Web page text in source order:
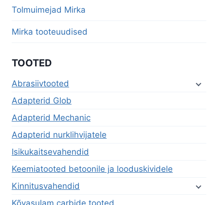
Tolmuimejad Mirka
Mirka tooteuudised
TOOTED
Abrasiivtooted
Adapterid Glob
Adapterid Mechanic
Adapterid nurklihvijatele
Isikukaitsevahendid
Keemiatooted betoonile ja looduskividele
Kinnitusvahendid
Kõvasulam carbide tooted